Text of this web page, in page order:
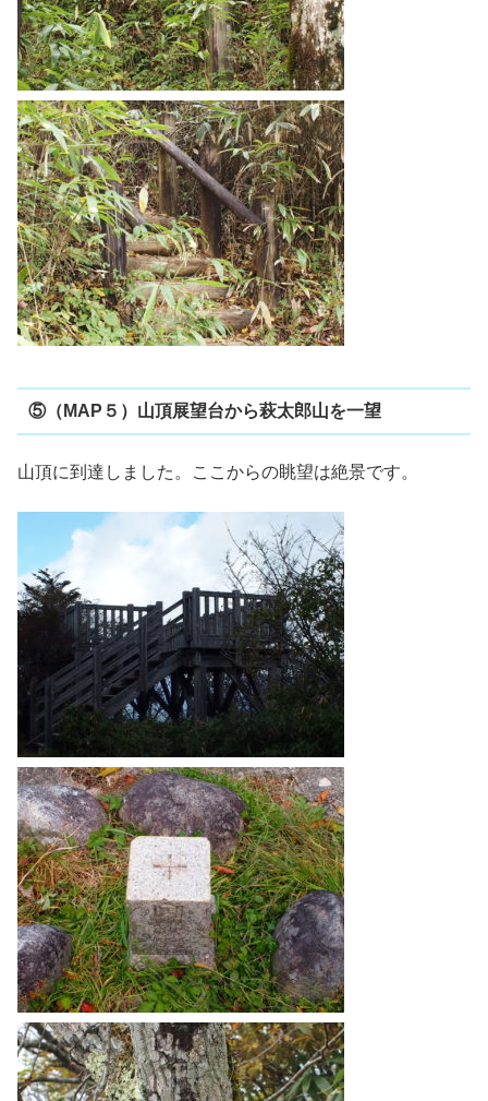
⑤（MAP５）山頂展望台から萩太郎山を一望
山頂に到達しました。ここからの眺望は絶景です。